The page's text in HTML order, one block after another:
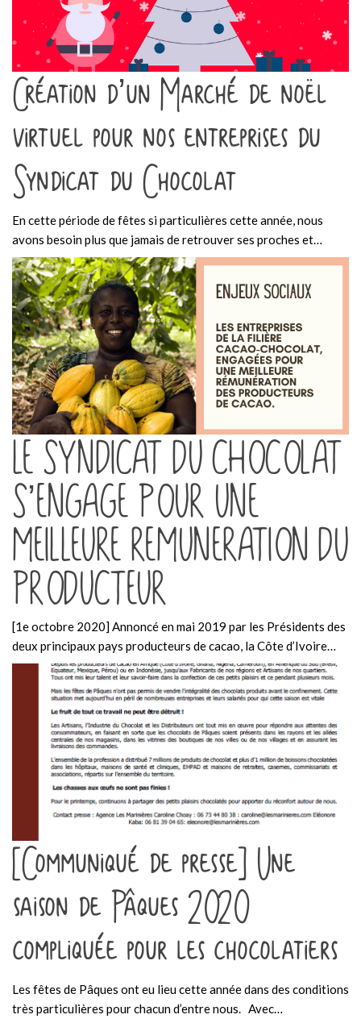
Création d’un Marché de noël
virtuel pour nos entreprises du
Syndicat du Chocolat
En cette période de fêtes si particulières cette année, nous
avons besoin plus que jamais de retrouver ses proches et…
LE SYNDICAT DU CHOCOLAT
S’ENGAGE POUR UNE
MEILLEURE REMUNERATION DU
PRODUCTEUR
[1e octobre 2020] Annoncé en mai 2019 par les Présidents des
deux principaux pays producteurs de cacao, la Côte d’Ivoire…
[Communiqué de presse] Une
saison de Pâques 2020
compliquée pour les chocolatiers
Les fêtes de Pâques ont eu lieu cette année dans des conditions
très particulières pour chacun d’entre nous. Avec…